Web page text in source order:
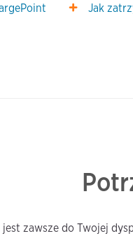
Jak
zawsze do Twojej